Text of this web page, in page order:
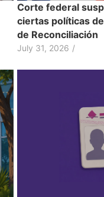
Corte federal
ciertas políticas
de Reconciliación
July 31, 2026 /